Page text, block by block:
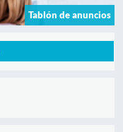
Tablón de anuncios